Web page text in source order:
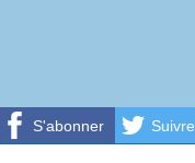
S'abonner Suivre